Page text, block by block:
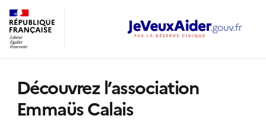
Découvrez l’association
Emmaüs Calais